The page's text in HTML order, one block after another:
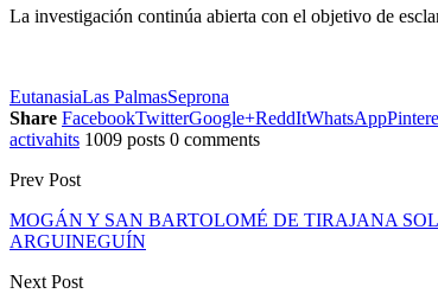
La investigación continúa abierta con el objetivo de
EutanasiaLas PalmasSeprona
Share FacebookTwitterGoogle+ReddItWhatsApp
activahits 1009 posts 0 comments
Prev Post
MOGÁN Y SAN BARTOLOMÉ DE TIRAJANA
ARGUINEGUÍN
Next Post